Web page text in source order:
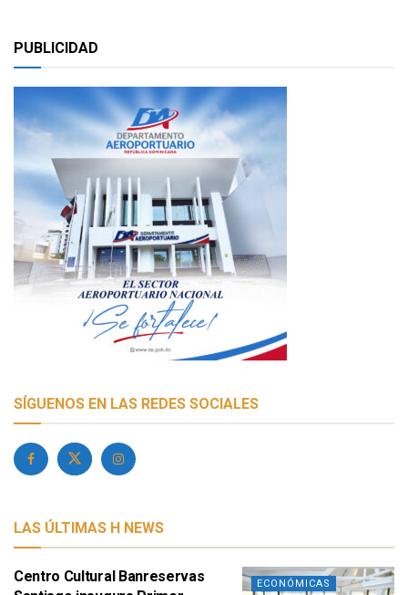
PUBLICIDAD
SÍGUENOS EN LAS REDES SOCIALES
LAS ÚLTIMAS H NEWS
ECONÓMICAS
Centro Cultural Banreservas